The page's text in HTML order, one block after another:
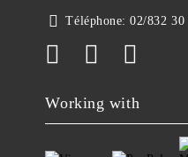
Téléphone: 02/832 30
Working with